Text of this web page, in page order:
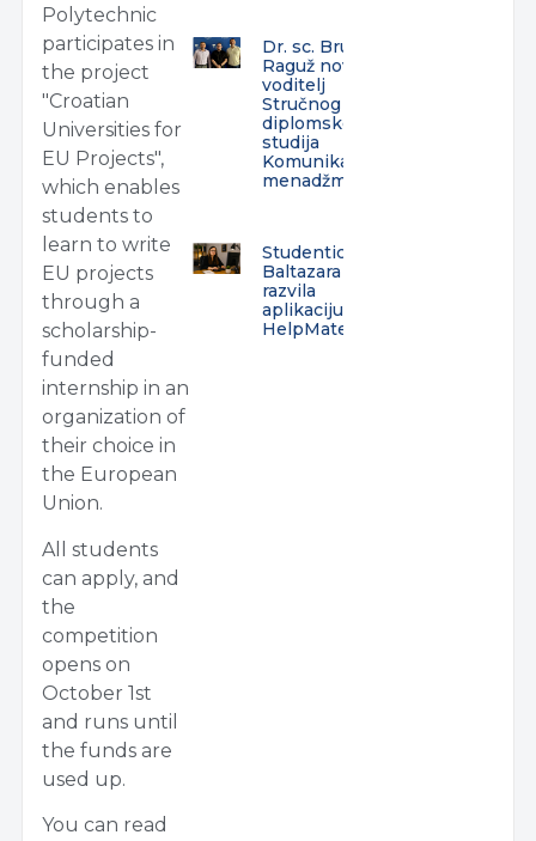
Polytechnic
participates in
the project
"Croatian
Universities for
EU Projects",
which enables
students to
learn to write
EU projects
through a
scholarship-
funded
internship in an
organization of
their choice in
the European
Union.
All students
can apply, and
the
competition
opens on
October 1st
and runs until
the funds are
used up.
You can read
Dr. sc. Bruno
Raguž novi
voditelj
Stručnog
diplomskog
studija
Komunikacijski
menadžment
Studentica
Baltazara
razvila
aplikaciju
HelpMate